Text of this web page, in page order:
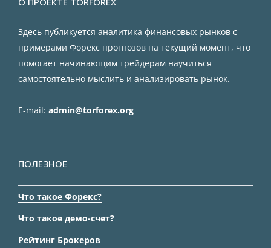
Здесь публикуется аналитика финансовых рынков с
примерами Форекс прогнозов на текущий момент, что
помогает начинающим трейдерам научиться
самостоятельно мыслить и анализировать рынок.
E-mail: admin@torforex.org
ПОЛЕЗНОЕ
Что такое Форекс?
Что такое демо-счет?
Рейтинг Брокеров